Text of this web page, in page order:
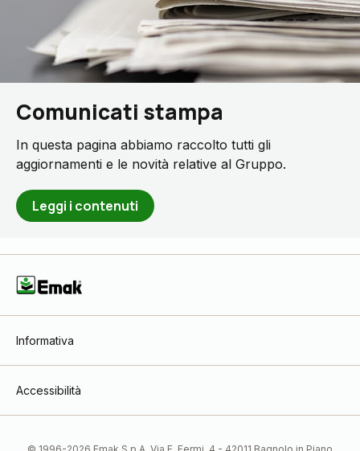
Comunicati stampa
In questa pagina abbiamo raccolto tutti gli
aggiornamenti e le novità relative al Gruppo.
Leggi i contenuti
Informativa
Accessibilità